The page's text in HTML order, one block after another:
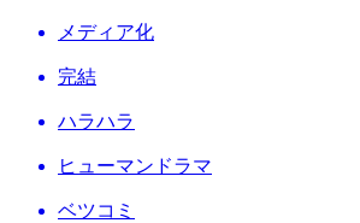
メディア化
完結
ハラハラ
ヒューマンドラマ
ベツコミ